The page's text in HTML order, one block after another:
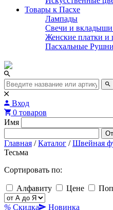
Товары к Пасхе
Лампады
Свечи и вкладыши
Женские платки
Пасхальные
Вход
0 товаров
Имя
Главная / Каталог / Швейная
Тесьма
Сортировать по:
Алфавиту Цене
% Скидка Новинка